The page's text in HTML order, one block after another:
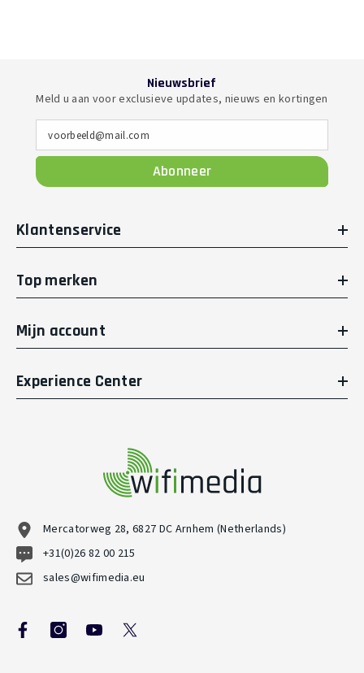
Nieuwsbrief
Meld u aan voor exclusieve updates, nieuws en kortingen
voorbeeld@mail.com
Abonneer
Klantenservice
Top merken
Mijn account
Experience Center
Mercatorweg 28, 6827 DC Arnhem (Netherlands)
+31(0)26 82 00 215
sales@wifimedia.eu